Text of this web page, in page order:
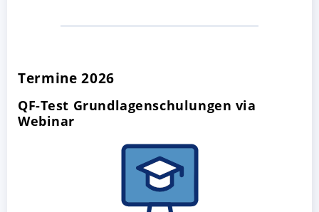
Termine 2026
QF-Test Grundlagenschulungen via
Webinar